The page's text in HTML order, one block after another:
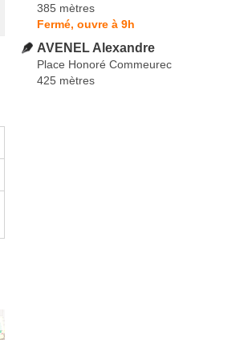
385 mètres
Fermé, ouvre à 9h
AVENEL Alexandre
Place Honoré Commeurec
425 mètres